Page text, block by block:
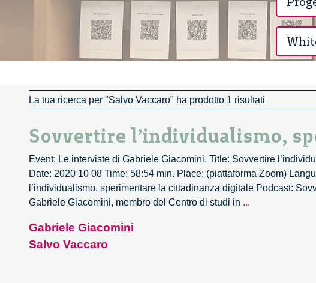
La tua ricerca per "Salvo Vaccaro" ha prodotto 1 risultati
Sovvertire l’individualismo,
Event: Le interviste di Gabriele Giacomini. Title: Sovvertire
Date: 2020 10 08 Time: 58:54 min. Place: (piattaforma Zoom)
l’individualismo, sperimentare la cittadinanza digitale Podcast:
Gabriele Giacomini, membro del Centro di studi in ...
Gabriele Giacomini
Salvo Vaccaro